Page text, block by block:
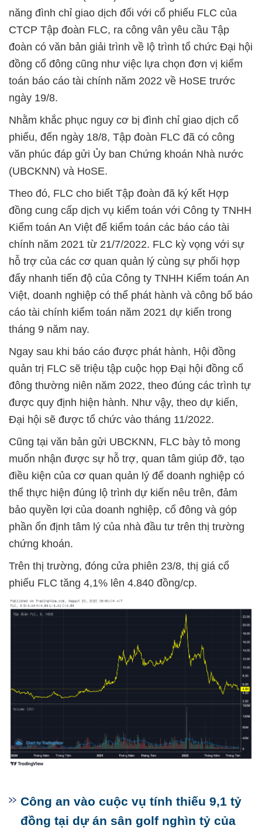
năng đình chỉ giao dịch đối với cổ phiếu FLC của
CTCP Tập đoàn FLC, ra công vân yêu cầu Tập
đoàn có văn bản giải trình về lộ trình tổ chức Đại hội
đồng cổ đông cũng như việc lựa chọn đơn vị kiểm
toán báo cáo tài chính năm 2022 về HoSE trước
ngày 19/8.
Nhằm khắc phục nguy cơ bị đình chỉ giao dịch cổ
phiếu, đến ngày 18/8, Tập đoàn FLC đã có công
văn phúc đáp gửi Ủy ban Chứng khoán Nhà nước
(UBCKNN) và HoSE.
Theo đó, FLC cho biết Tập đoàn đã ký kết Hợp
đồng cung cấp dịch vụ kiểm toán với Công ty TNHH
Kiểm toán An Việt để kiểm toán các báo cáo tài
chính năm 2021 từ 21/7/2022. FLC kỳ vọng với sự
hỗ trợ của các cơ quan quản lý cùng sự phối hợp
đẩy nhanh tiến độ của Công ty TNHH Kiểm toán An
Việt, doanh nghiệp có thể phát hành và công bố báo
cáo tài chính kiểm toán năm 2021 dự kiến trong
tháng 9 năm nay.
Ngay sau khi báo cáo được phát hành, Hội đồng
quản trị FLC sẽ triệu tập cuộc họp Đại hội đồng cổ
đông thường niên năm 2022, theo đúng các trình tự
được quy định hiện hành. Như vậy, theo dự kiến,
Đại hội sẽ được tổ chức vào tháng 11/2022.
Cũng tại văn bản gửi UBCKNN, FLC bày tỏ mong
muốn nhận được sự hỗ trợ, quan tâm giúp đỡ, tạo
điều kiện của cơ quan quản lý để doanh nghiệp có
thể thực hiện đúng lộ trình dự kiến nêu trên, đảm
bảo quyền lợi của doanh nghiệp, cổ đông và góp
phần ổn định tâm lý của nhà đầu tư trên thị trường
chứng khoán.
Trên thị trường, đóng cửa phiên 23/8, thị giá cổ
phiếu FLC tăng 4,1% lên 4.840 đồng/cp.
Công an vào cuộc vụ tính thiếu 9,1 tỷ
đồng tại dự án sân golf nghìn tỷ của